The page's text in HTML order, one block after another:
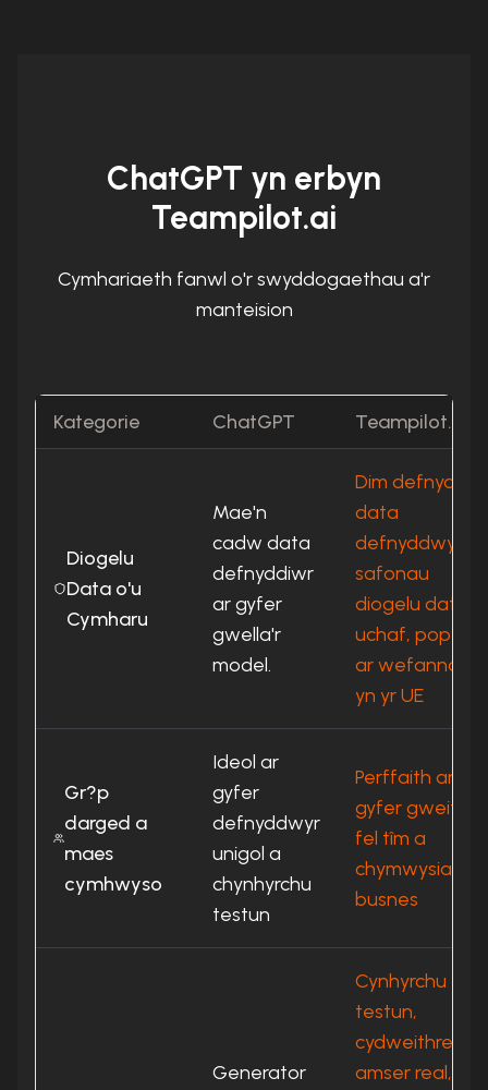
ChatGPT yn erbyn
Teampilot.ai
Cymhariaeth fanwl o'r swyddogaethau a'r
manteision
Kategorie ChatGPT Teampilot.ai
Diogelu
Data o'u
Cymharu
Mae'n
cadw data
defnyddiwr
ar gyfer
gwella'r
model.
Dim defnyddio
data
defnyddwyr,
safonau
diogelu data
uchaf, popeth
ar wefannau
yn yr UE
Gr?p
darged a
maes
cymhwyso
Ideol ar
gyfer
defnyddwyr
unigol a
chynhyrchu
testun
Perffaith ar
gyfer gweithio
fel tîm a
chymwysiadau
busnes
Generator
Cynhyrchu
testun,
amser real,